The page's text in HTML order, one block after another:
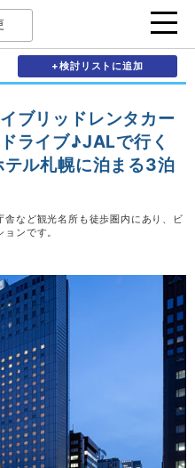
+検討リストに追加
ブリッドレンタカー
ライブ♪JALで行く
ル札幌に泊まる3泊
など観光名所も徒歩圏内にあり、ビ
ンです。